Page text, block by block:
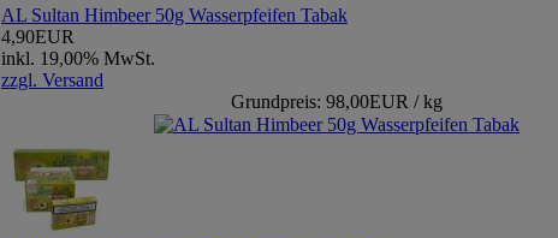
AL Sultan Himbeer 50g Wasserpfeifen Tabak
4,90EUR
inkl. 19,00% MwSt.
zzgl. Versand
Grundpreis: 98,00EUR / kg